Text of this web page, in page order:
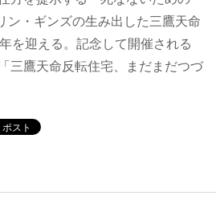
ン・ギンズの生み出した三鷹天命
を迎える。記念して開催される
三鷹天命反転住宅、まだまだつづ